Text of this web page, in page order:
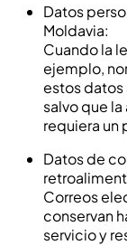
Datos
Moldavia:
Cuando la
ejemplo,
estos datos
salvo que
requiera un
Datos de
Correos
conservan
servicio y